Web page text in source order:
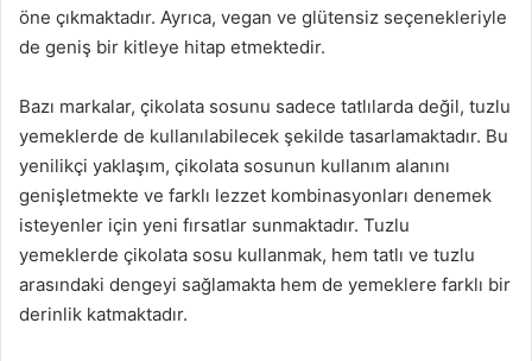
öne çıkmaktadır. Ayrıca, vegan ve glütensiz seçenekleriyle
de geniş bir kitleye hitap etmektedir.
Bazı markalar, çikolata sosunu sadece tatlılarda değil, tuzlu
yemeklerde de kullanılabilecek şekilde tasarlamaktadır. Bu
yenilikçi yaklaşım, çikolata sosunun kullanım alanını
genişletmekte ve farklı lezzet kombinasyonları denemek
isteyenler için yeni fırsatlar sunmaktadır. Tuzlu
yemeklerde çikolata sosu kullanmak, hem tatlı ve tuzlu
arasındaki dengeyi sağlamakta hem de yemeklere farklı bir
derinlik katmaktadır.